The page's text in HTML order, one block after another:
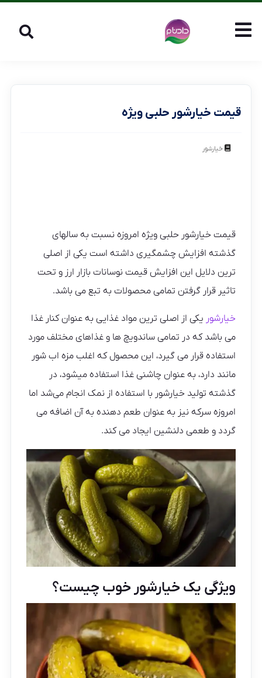
قیمت خیارشور حلبی ویژه
خیارشور
قیمت خیارشور حلبی ویژه امروزه نسبت به سالهای
گذشته افزایش چشمگیری داشته است یکی از اصلی
ترین دلایل این افزایش قیمت نوسانات بازار ارز و تحت
تاثیر قرار گرفتن تمامی محصولات به تبع می باشد.
خیارشور یکی از اصلی ترین مواد غذایی به عنوان کنار غذا
می باشد که در تمامی ساندویچ ها و غذاهای مختلف مورد
استفاده قرار می گیرد، این محصول که اغلب مزه اب شور
مانند دارد، به عنوان چاشنی غذا استفاده میشود، در
گذشته تولید خیارشور با استفاده از نمک انجام می‌شد اما
امروزه سرکه نیز به عنوان طعم دهنده به آن اضافه می
گردد و طعمی دلنشین ایجاد می کند.
ویژگی یک خیارشور خوب چیست؟